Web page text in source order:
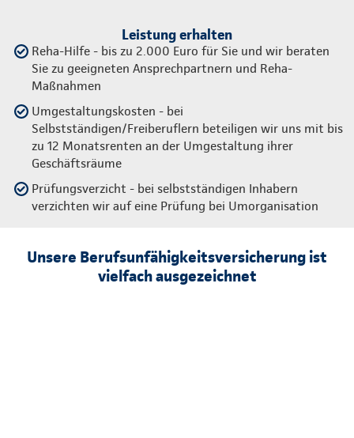
Leistung erhalten
Reha-Hilfe - bis zu 2.000 Euro für Sie und wir beraten
Sie zu geeigneten Ansprechpartnern und Reha-
Maßnahmen
Umgestaltungskosten - bei
Selbstständigen/Freiberuflern beteiligen wir uns mit bis
zu 12 Monatsrenten an der Umgestaltung ihrer
Geschäftsräume
Prüfungsverzicht - bei selbstständigen Inhabern
verzichten wir auf eine Prüfung bei Umorganisation
Unsere Berufsunfähigkeitsversicherung ist
vielfach ausgezeichnet